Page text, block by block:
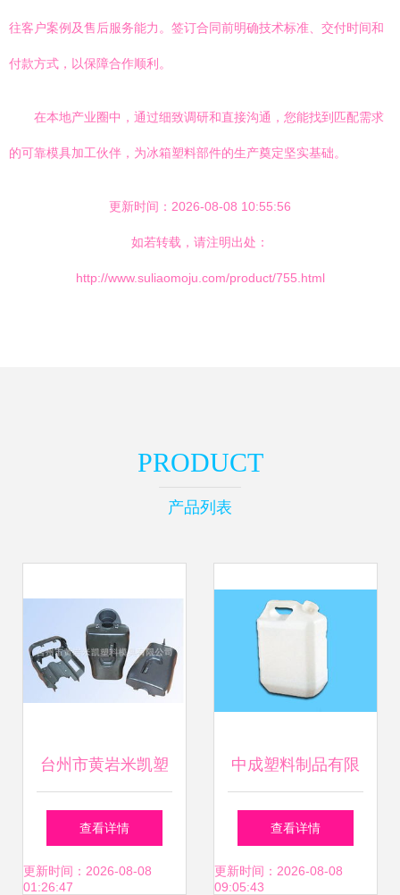
往客户案例及售后服务能力。签订合同前明确技术标准、交付时间和
付款方式，以保障合作顺利。
在本地产业圈中，通过细致调研和直接沟通，您能找到匹配需求
的可靠模具加工伙伴，为冰箱塑料部件的生产奠定坚实基础。
更新时间：2026-08-08 10:55:56
如若转载，请注明出处：
http://www.suliaomoju.com/product/755.html
PRODUCT
产品列表
台州市黄岩米凯塑
料模具 匠心智造，
模具产品列表全解
查看详情
更新时间：2026-08-08
01:26:47
中成塑料制品有限
责任公司 精密模具
与高清品质的价值
查看详情
更新时间：2026-08-08
09:05:43